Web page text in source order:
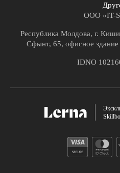
ООО «IT-
Республика Молдова, г.
Сфынт, 65, офисное
IDNO